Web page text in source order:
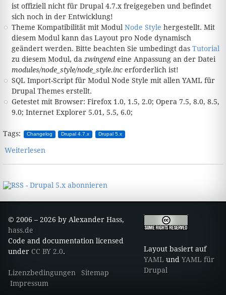
ist offiziell nicht für Drupal 4.7.x freigegeben und befindet
sich noch in der Entwicklung!
Theme Kompatibilität mit Modul Node Style hergestellt. Mit
diesem Modul kann das Layout pro Node dynamisch
geändert werden. Bitte beachten Sie umbedingt das Tutorial
zu diesem Modul, da zwingendeine Anpassung an der Datei
modules/node_style/node_style.incerforderlich ist!
SQL Import-Script für Modul Node Style mit allen YAML für
Drupal Themes erstellt.
Getestet mit Browser: Firefox 1.0, 1.5, 2.0; Opera 7.5, 8.0, 8.5,
9.0; Internet Explorer 5.01, 5.5, 6.0;
Tags: Changelog Drupal 4.7.x Drupal 5.x
Weiterlesen
© 2006 – 2026 by Alexander Hass,
hass.de
Code and documentation licensed
under CC BY 2.0.
Lizenzbedingungen
Sitemap
Impressum
Layout basiert auf
YAML undYAML für
Drupal